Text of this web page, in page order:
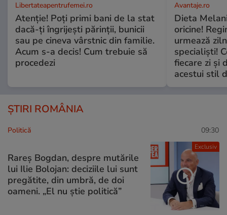
Libertateapentrufemei.ro
Atenție! Poți primi bani de la stat
dacă-ți îngrijești părinții, bunicii
sau pe cineva vârstnic din familie.
Acum s-a decis! Cum trebuie să
procedezi
Avantaje.ro
Dieta
oricine!
urmează
specialiști!
fiecare zi și
acestui stil
ȘTIRI ROMÂNIA
Exclusiv
Politică 09:30
Rareș Bogdan, despre mutările
lui Ilie Bolojan: deciziile lui sunt
pregătite, din umbră, de doi
oameni. „El nu știe politică”